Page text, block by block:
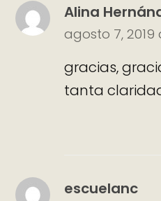
Alina
agosto 7, 2019
gracias,
tanta
escuelanc